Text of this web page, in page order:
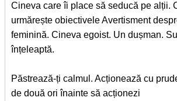
Cineva care îi place să seducă pe alții.
urmărește obiectivele Avertisment
feminină. Cineva egoist. Un dușman.
înțeleaptă.
Păstrează-ți calmul. Acționează cu
de două ori înainte să acționezi